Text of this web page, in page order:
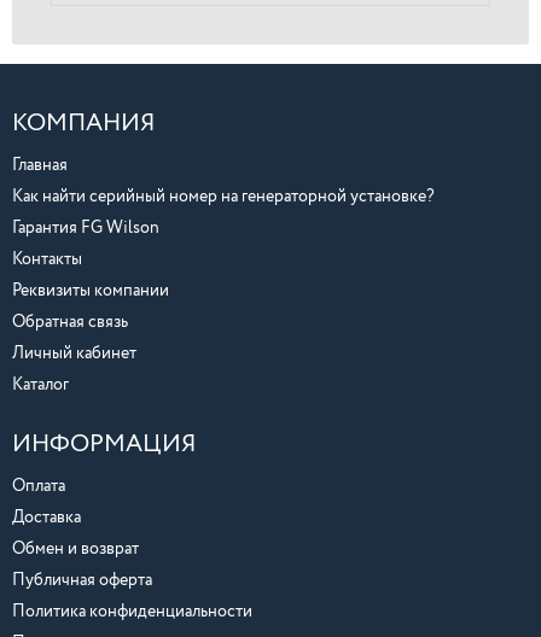
КОМПАНИЯ
Главная
Как найти серийный номер на генераторной установке?
Гарантия FG Wilson
Контакты
Реквизиты компании
Обратная связь
Личный кабинет
Каталог
ИНФОРМАЦИЯ
Оплата
Доставка
Обмен и возврат
Публичная оферта
Политика конфиденциальности